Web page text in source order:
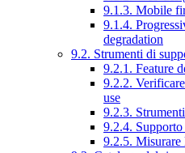
9.1.3. Mobile
9.1.4.
degradation
9.2. Strumenti di
9.2.1. Feature
9.2.2.
use
9.2.3.
9.2.4.
9.2.5. Misurare